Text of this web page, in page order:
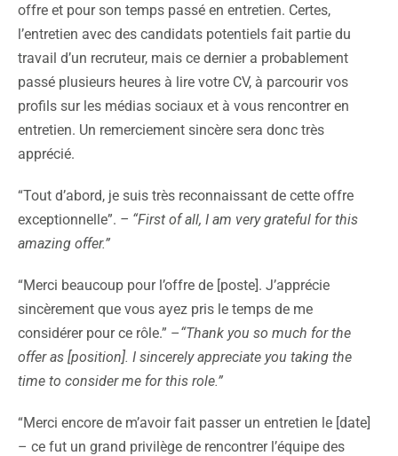
offre et pour son temps passé en entretien. Certes,
l’entretien avec des candidats potentiels fait partie du
travail d’un recruteur, mais ce dernier a probablement
passé plusieurs heures à lire votre CV, à parcourir vos
profils sur les médias sociaux et à vous rencontrer en
entretien. Un remerciement sincère sera donc très
apprécié.
“Tout d’abord, je suis très reconnaissant de cette offre
exceptionnelle”. – “First of all, I am very grateful for this
amazing offer.”
“Merci beaucoup pour l’offre de [poste]. J’apprécie
sincèrement que vous ayez pris le temps de me
considérer pour ce rôle.” –“Thank you so much for the
offer as [position]. I sincerely appreciate you taking the
time to consider me for this role.”
“Merci encore de m’avoir fait passer un entretien le [date]
– ce fut un grand privilège de rencontrer l’équipe des